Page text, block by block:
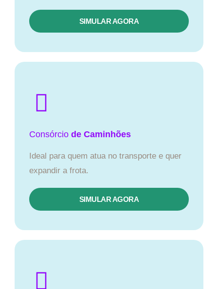
SIMULAR AGORA
Consórcio de Caminhões
Ideal para quem atua no transporte e quer
expandir a frota.
SIMULAR AGORA